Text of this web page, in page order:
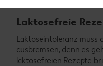
Laktosefreie
Laktoseintoleranz muss
ausbremsen, denn es
laktosefreien Rezepte